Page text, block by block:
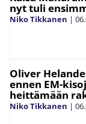
nyt tuli
Niko Tikkanen |
Oliver
ennen EM-
heittämään
Niko Tikkanen |